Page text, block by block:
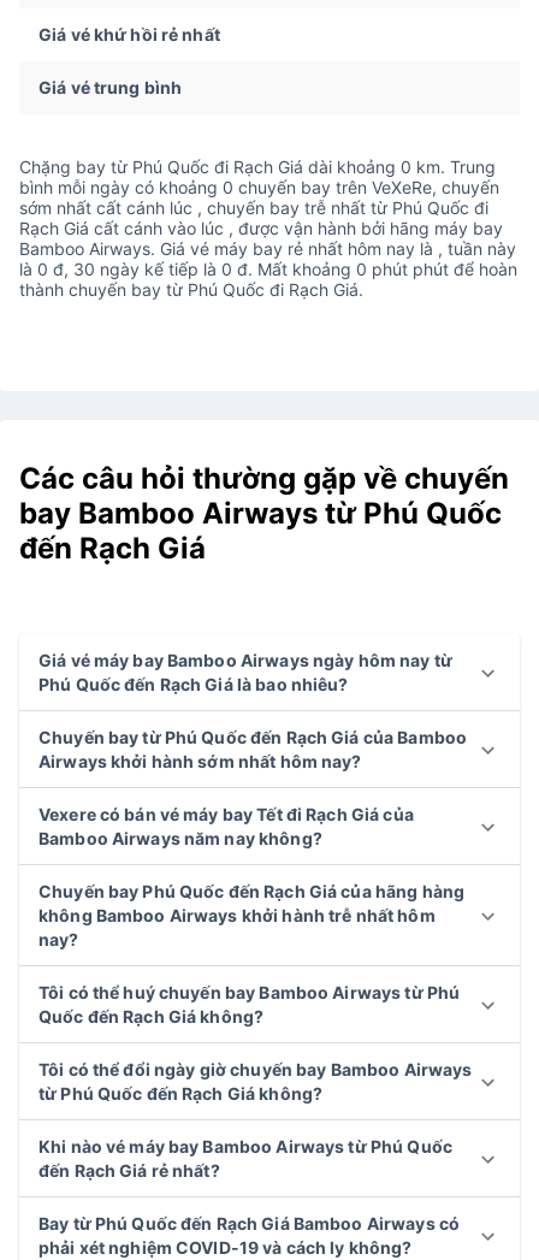
Giá vé khứ hồi rẻ nhất
Giá vé trung bình
Chặng bay từ Phú Quốc đi Rạch Giá dài khoảng 0 km. Trung
bình mỗi ngày có khoảng 0 chuyến bay trên VeXeRe, chuyến
sớm nhất cất cánh lúc , chuyến bay trễ nhất từ Phú Quốc đi
Rạch Giá cất cánh vào lúc , được vận hành bởi hãng máy bay
Bamboo Airways. Giá vé máy bay rẻ nhất hôm nay là , tuần này
là 0 đ, 30 ngày kế tiếp là 0 đ. Mất khoảng 0 phút phút để hoàn
thành chuyến bay từ Phú Quốc đi Rạch Giá.
Các câu hỏi thường gặp về chuyến
bay Bamboo Airways từ Phú Quốc
đến Rạch Giá
Giá vé máy bay Bamboo Airways ngày hôm nay từ
Phú Quốc đến Rạch Giá là bao nhiêu?
Chuyến bay từ Phú Quốc đến Rạch Giá của Bamboo
Airways khởi hành sớm nhất hôm nay?
Vexere có bán vé máy bay Tết đi Rạch Giá của
Bamboo Airways năm nay không?
Chuyến bay Phú Quốc đến Rạch Giá của hãng hàng
không Bamboo Airways khởi hành trễ nhất hôm
nay?
Tôi có thể huý chuyến bay Bamboo Airways từ Phú
Quốc đến Rạch Giá không?
Tôi có thể đổi ngày giờ chuyến bay Bamboo Airways
từ Phú Quốc đến Rạch Giá không?
Khi nào vé máy bay Bamboo Airways từ Phú Quốc
đến Rạch Giá rẻ nhất?
Bay từ Phú Quốc đến Rạch Giá Bamboo Airways có
phải xét nghiệm COVID-19 và cách ly không?